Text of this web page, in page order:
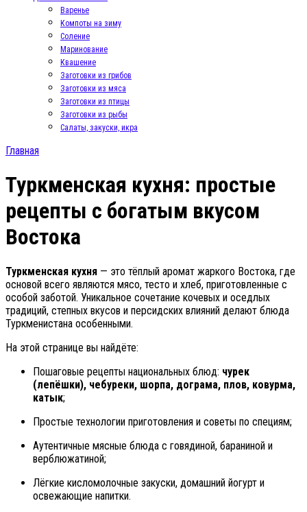
Варенье
Компоты на зиму
Соление
Маринование
Квашение
Заготовки из грибов
Заготовки из мяса
Заготовки из птицы
Заготовки из рыбы
Салаты, закуски, икра
Главная
Туркменская кухня: простые
рецепты с богатым вкусом
Востока
Туркменская кухня — это тёплый аромат жаркого Востока, где
основой всего являются мясо, тесто и хлеб, приготовленные с
особой заботой. Уникальное сочетание кочевых и оседлых
традиций, степных вкусов и персидских влияний делают блюда
Туркменистана особенными.
На этой странице вы найдёте:
Пошаговые рецепты национальных блюд: чурек
(лепёшки), чебуреки, шорпа, дограма, плов, ковурма,
катык;
Простые технологии приготовления и советы по специям;
Аутентичные мясные блюда с говядиной, бараниной и
верблюжатиной;
Лёгкие кисломолочные закуски, домашний йогурт и
освежающие напитки.